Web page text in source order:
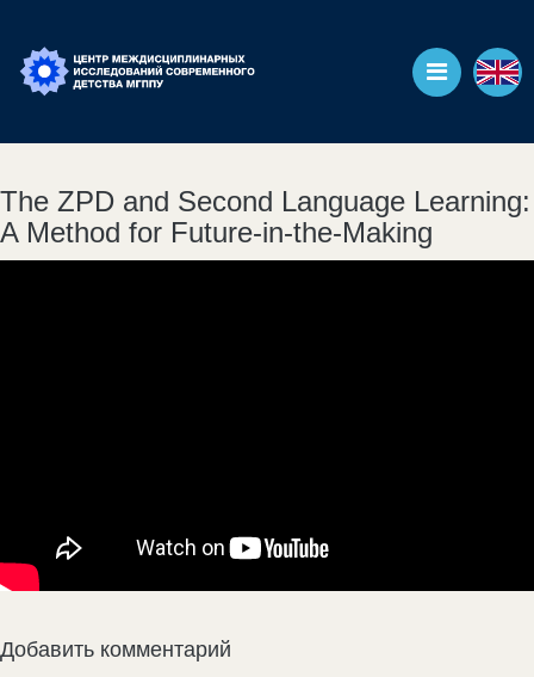
The ZPD and Second Language Learning:
A Method for Future-in-the-Making
Добавить комментарий